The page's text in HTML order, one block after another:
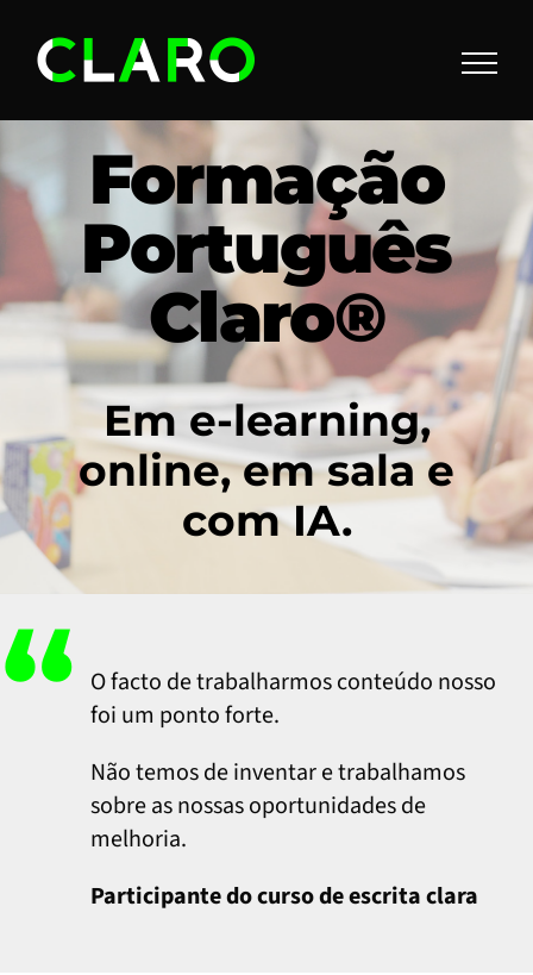
content
Formação
Português
Claro®
Em e-learning,
online, em sala e
com IA.
“ O facto de trabalharmos conteúdo nosso
foi um ponto forte.
Não temos de inventar e trabalhamos
sobre as nossas oportunidades de
melhoria.
Participante do curso de escrita clara